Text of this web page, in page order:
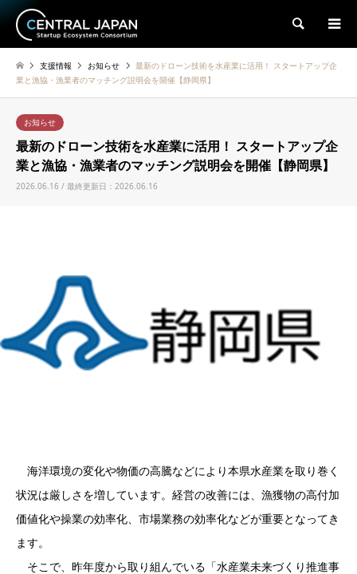
検索
支援情報 お知らせ
最新のドローン技術を水産業に活用！ スタートアップ企
業と漁協・漁業者のマッチング説明会を開催【静岡県】
お知らせ
最新のドローン技術を水産業に活用！ スタートアップ企
業と漁協・漁業者のマッチング説明会を開催【静岡県】
2026.06.16 / 最終更新日：2026.06.16
海洋環境の変化や物価の高騰などにより本県水産業を取り巻く
状況は厳しさを増しています。経営の改善には、漁獲物の高付加
価値化や操業の効率化、市場業務の効率化などが重要となってき
ます。
そこで、昨年度から取り組んでいる「水産業未来づくり推進事